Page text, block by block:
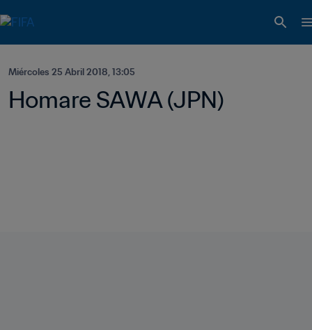
Miércoles 25 Abril 2018, 13:05
Homare SAWA (JPN)